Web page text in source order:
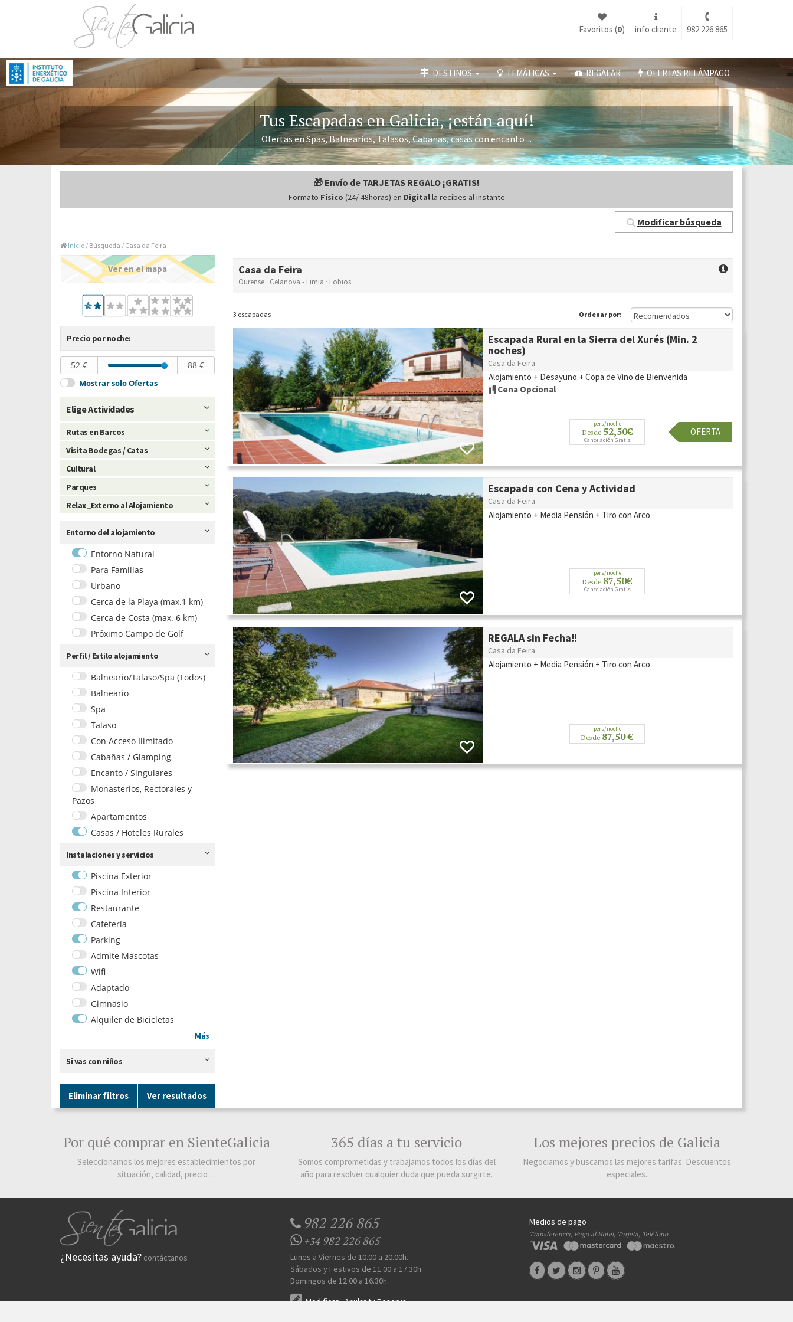
982 226 865
info cliente
Favoritos (0)
DESTINOS TEMÁTICAS REGALAR OFERTAS RELÁMPAGO
Tus Escapadas en Galicia, ¡están aquí!
Ofertas en Spas, Balnearios, Talasos, Cabañas, casas con encanto ...
🎁 Envío de TARJETAS REGALO ¡GRATIS!
Formato Físico (24/ 48horas) en Digitalla recibes al instante
Modificar búsqueda
Inicio / Búsqueda / Casa da Feira
Casa da Feira
Ourense · Celanova - Limia · Lobios
3 escapadas Ordenar por:
Escapada Rural en la Sierra del Xurés (Min. 2
noches)
Casa da Feira
Alojamiento + Desayuno + Copa de Vino de Bienvenida
Cena Opcional
pers/noche
Desde 52,50€
Cancelación Gratis
OFERTA
Escapada con Cena y Actividad
Casa da Feira
Alojamiento + Media Pensión + Tiro con Arco
pers/noche
Desde 87,50€
Cancelación Gratis
REGALA sin Fecha!!
Casa da Feira
Alojamiento + Media Pensión + Tiro con Arco
pers/noche
Desde 87,50 €
Ver en el mapa
Precio por noche:
52 € 88 €
Mostrar solo Ofertas
Elige Actividades
Rutas en Barcos
Visita Bodegas / Catas
Cultural
Parques
Relax_Externo al Alojamiento
Entorno del alojamiento
Entorno Natural
Para Familias
Urbano
Cerca de la Playa (max.1 km)
Cerca de Costa (max. 6 km)
Próximo Campo de Golf
Perfil / Estilo alojamiento
Balneario/Talaso/Spa (Todos)
Balneario
Spa
Talaso
Con Acceso Ilimitado
Cabañas / Glamping
Encanto / Singulares
Monasterios, Rectorales y
Pazos
Apartamentos
Casas / Hoteles Rurales
Instalaciones y servicios
Piscina Exterior
Piscina Interior
Restaurante
Cafetería
Parking
Admite Mascotas
Wifi
Adaptado
Gimnasio
Alquiler de Bicicletas
Más
Si vas con niños
Eliminar filtros Ver resultados
Por qué comprar en SienteGalicia
Seleccionamos los mejores establecimientos por
situación, calidad, precio…
365 días a tu servicio
Somos comprometidas y trabajamos todos los días del
año para resolver cualquier duda que pueda surgirte.
Los mejores precios de Galicia
Negociamos y buscamos las mejores tarifas. Descuentos
especiales.
¿Necesitas ayuda? contáctanos
982 226 865
+34982 226 865
Lunes a Viernes de 10.00 a 20.00h.
Sábados y Festivos de 11.00 a 17.30h.
Domingos de 12.00 a 16.30h.
Modificar-Anular tu Reserva
Medios de pago
Transferencia, Pago al Hotel, Tarjeta, Teléfono